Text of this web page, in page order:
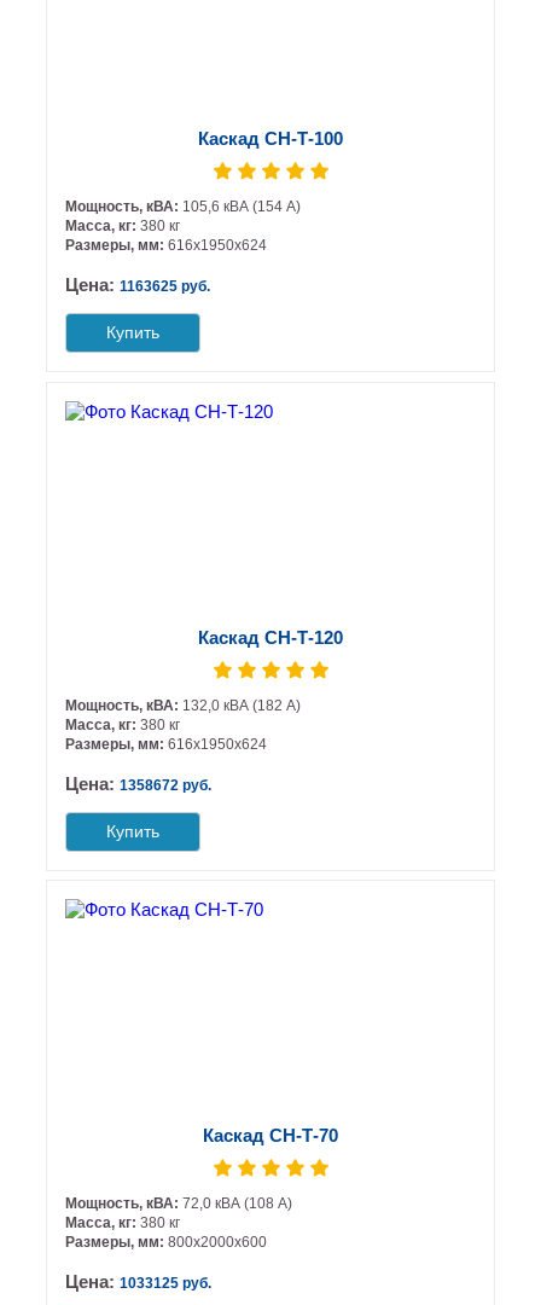
Каскад СН-Т-100
Мощность, кВА: 105,6 кВА (154 А)
Масса, кг: 380 кг
Размеры, мм: 616х1950х624
Цена: 1163625 руб.
Купить
Каскад СН-Т-120
Мощность, кВА: 132,0 кВА (182 А)
Масса, кг: 380 кг
Размеры, мм: 616х1950х624
Цена: 1358672 руб.
Купить
Каскад СН-Т-70
Мощность, кВА: 72,0 кВА (108 А)
Масса, кг: 380 кг
Размеры, мм: 800х2000х600
Цена: 1033125 руб.